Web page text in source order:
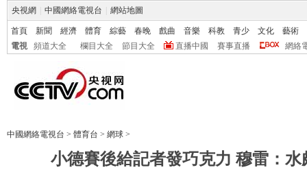
央視網 中國網絡電視台 網站地圖
首頁 新聞 經濟 體育 綜藝 春晚 戲曲 音樂 科教 青少 文化
藝術
電視
頻道大全 欄目大全 節目大全 直播中國 賽事直播 網絡
中國網絡電視台 > 體育台 > 網球 >
小德賽後給記者發巧克力 穆雷：水